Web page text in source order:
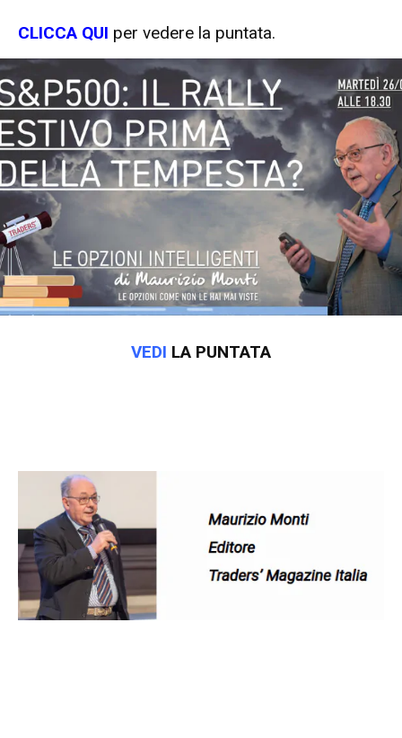
CLICCA QUI per vedere la puntata.
VEDI LA PUNTATA